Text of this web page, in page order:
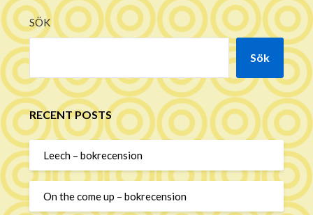
SÖK
Sök
RECENT POSTS
Leech – bokrecension
On the come up – bokrecension